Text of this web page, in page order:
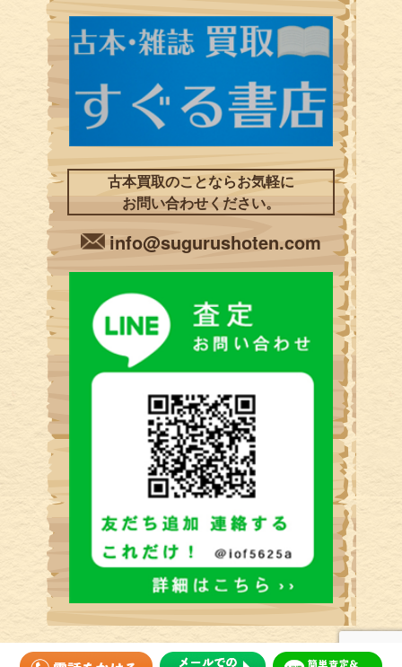
古本買取のことならお気軽に
お問い合わせください。
info@sugurushoten.com